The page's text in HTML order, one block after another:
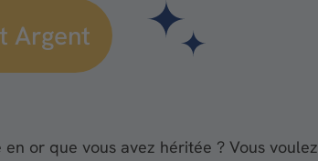
Argent
or que vous avez héritée ? Vous voulez